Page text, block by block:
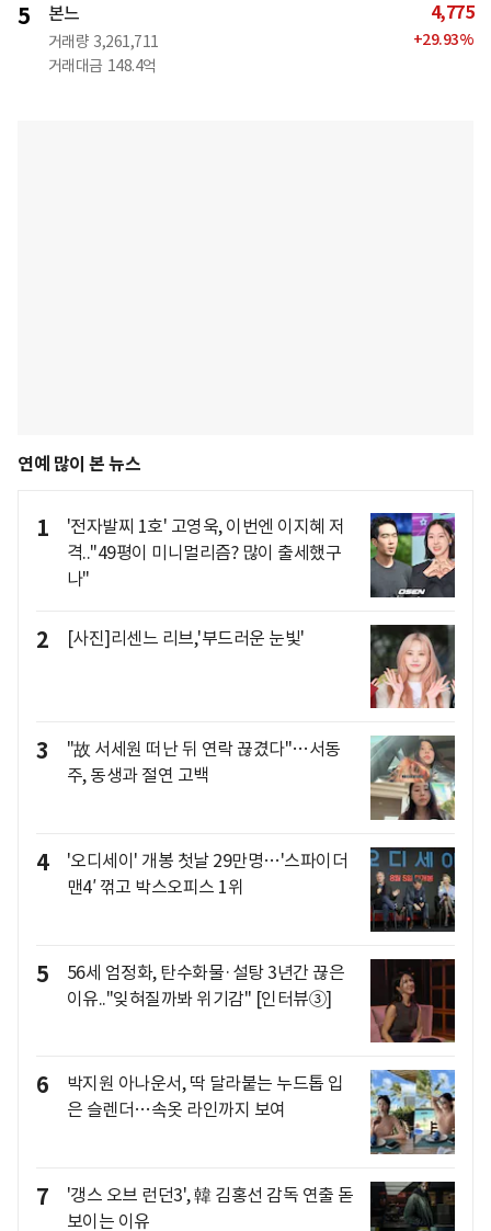
5 본느
거래량 3,261,711
거래대금 148.4억
4,775
+29.93%
연예 많이 본 뉴스
1
'전자발찌 1호' 고영욱, 이번엔 이지혜 저
격.."49평이 미니멀리즘? 많이 출세했구
나"
2 [사진]리센느 리브,'부드러운 눈빛'
3
"故 서세원 떠난 뒤 연락 끊겼다"…서동
주, 동생과 절연 고백
4
'오디세이' 개봉 첫날 29만명…'스파이더
맨4′ 꺾고 박스오피스 1위
5
56세 엄정화, 탄수화물·설탕 3년간 끊은
이유.."잊혀질까봐 위기감" [인터뷰③]
6
박지원 아나운서, 딱 달라붙는 누드톱 입
은 슬렌더…속옷 라인까지 보여
7
'갱스 오브 런던3', 韓 김홍선 감독 연출 돋
보이는 이유